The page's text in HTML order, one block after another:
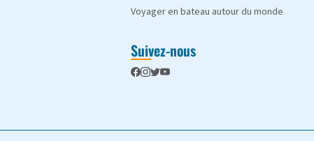
Voyager en bateau autour du monde
Suivez-nous